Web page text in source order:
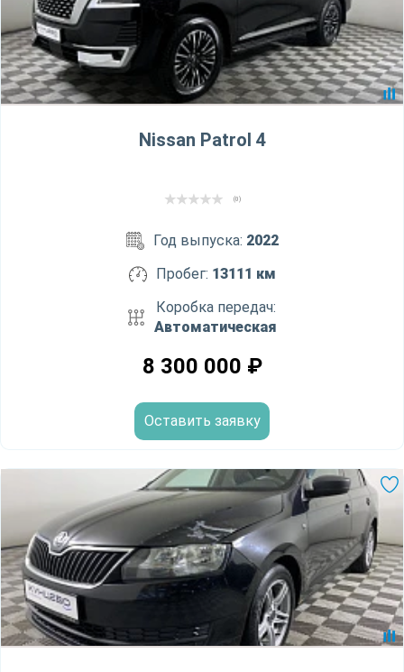
Nissan Patrol 4
(0)
Год выпуска: 2022
Пробег: 13111 км
Коробка передач:
Автоматическая
8 300 000 ₽
Оставить заявку